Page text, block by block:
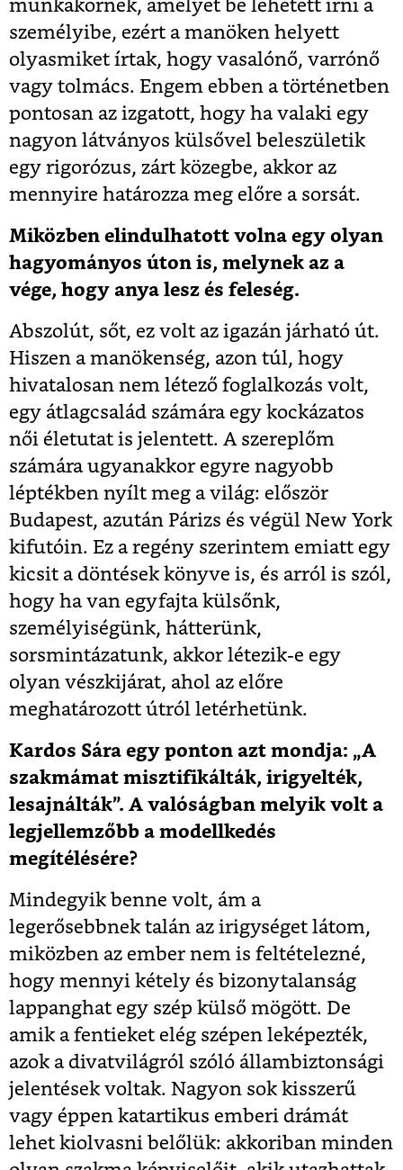
munkakörnek, amelyet be lehetett írni a
személyibe, ezért a manöken helyett
olyasmiket írtak, hogy vasalónő, varrónő
vagy tolmács. Engem ebben a történetben
pontosan az izgatott, hogy ha valaki egy
nagyon látványos külsővel beleszületik
egy rigorózus, zárt közegbe, akkor az
mennyire határozza meg előre a sorsát.
Miközben elindulhatott volna egy olyan
hagyományos úton is, melynek az a
vége, hogy anya lesz és feleség.
Abszolút, sőt, ez volt az igazán járható út.
Hiszen a manökenség, azon túl, hogy
hivatalosan nem létező foglalkozás volt,
egy átlagcsalád számára egy kockázatos
női életutat is jelentett. A szereplőm
számára ugyanakkor egyre nagyobb
léptékben nyílt meg a világ: először
Budapest, azután Párizs és végül New York
kifutóin. Ez a regény szerintem emiatt egy
kicsit a döntések könyve is, és arról is szól,
hogy ha van egyfajta külsőnk,
személyiségünk, hátterünk,
sorsmintázatunk, akkor létezik-e egy
olyan vészkijárat, ahol az előre
meghatározott útról letérhetünk.
Kardos Sára egy ponton azt mondja: „A
szakmámat misztifikálták, irigyelték,
lesajnálták”. A valóságban melyik volt a
legjellemzőbb a modellkedés
megítélésére?
Mindegyik benne volt, ám a
legerősebbnek talán az irigységet látom,
miközben az ember nem is feltételezné,
hogy mennyi kétely és bizonytalanság
lappanghat egy szép külső mögött. De
amik a fentieket elég szépen leképezték,
azok a divatvilágról szóló állambiztonsági
jelentések voltak. Nagyon sok kisszerű
vagy éppen katartikus emberi drámát
lehet kiolvasni belőlük: akkoriban minden